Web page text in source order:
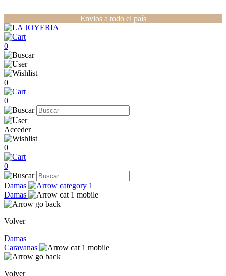
Envios a todo el país
0
0
0
Acceder
0
0
Damas
Damas
Volver
Damas
Caravanas
Volver